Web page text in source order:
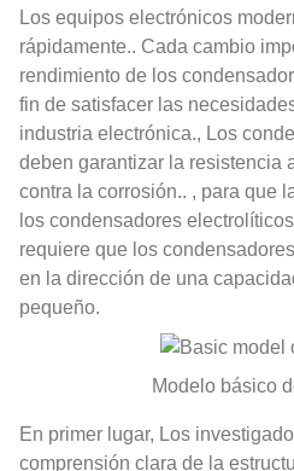
Los equipos electrónicos
rápidamente.. Cada cambio
rendimiento de los
fin de satisfacer las
industria electrónica., Los
deben garantizar la resistencia
contra la corrosión.. , para que
los condensadores
requiere que los
en la dirección de una
pequeño.
Modelo básico
En primer lugar, Los
comprensión clara de la